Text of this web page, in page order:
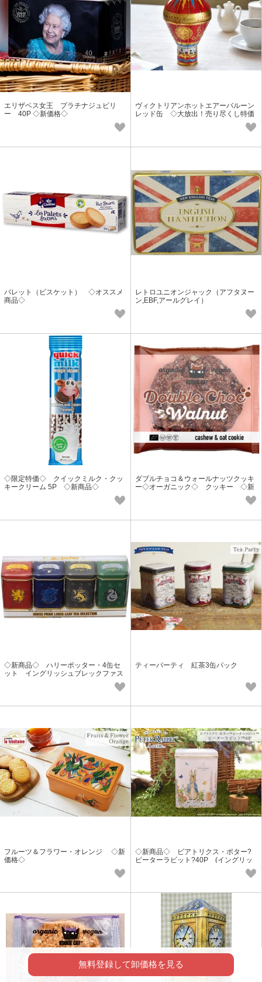
エリザベス女王 プラチナジュビリ
ー 40P ◇新価格◇
ヴィクトリアンホットエアーバルーン
レッド缶 ◇大放出！売り尽くし特価
パレット（ビスケット） ◇オススメ
商品◇
レトロユニオンジャック（アフタヌー
ン,EBF,アールグレイ）
◇限定特価◇ クイックミルク・クッ
キークリーム 5P ◇新商品◇
ダブルチョコ＆ウォールナッツクッキ
ー◇オーガニック◇ クッキー ◇新
◇新商品◇ ハリーポッター・4缶セ
ット イングリッシュブレックファス
ティーパーティ 紅茶3缶パック
フルーツ＆フラワー・オレンジ ◇新
価格◇
◇新商品◇ ビアトリクス・ポター?
ピーターラビット?40P (イングリッ
無料登録して卸価格を見る